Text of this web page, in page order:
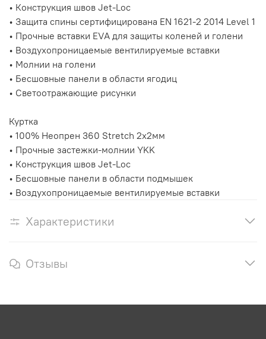
• Конструкция швов Jet-Loc
• Защита спины сертифицирована EN 1621-2 2014 Level 1
• Прочные вставки EVA для защиты коленей и голени
• Воздухопроницаемые вентилируемые вставки
• Молнии на голени
• Бесшовные панели в области ягодиц
• Светоотражающие рисунки
Куртка
• 100% Неопрен 360 Stretch 2х2мм
• Прочные застежки-молнии YKK
• Конструкция швов Jet-Loc
• Бесшовные панели в области подмышек
• Воздухопроницаемые вентилируемые вставки
Характеристики
Отзывы